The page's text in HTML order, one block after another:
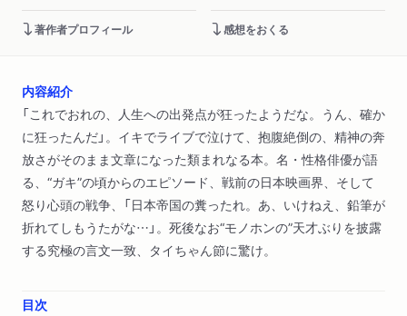
著作者プロフィール 感想をおくる
内容紹介
「これでおれの、人生への出発点が狂ったようだな。うん、確か
に狂ったんだ」。イキでライブで泣けて、抱腹絶倒の、精神の奔
放さがそのまま文章になった類まれなる本。名・性格俳優が語
る、“ガキ”の頃からのエピソード、戦前の日本映画界、そして
怒り心頭の戦争、「日本帝国の糞ったれ。あ、いけねえ、鉛筆が
折れてしもうたがな…」。死後なお“モノホンの”天才ぶりを披露
する究極の言文一致、タイちゃん節に驚け。
目次